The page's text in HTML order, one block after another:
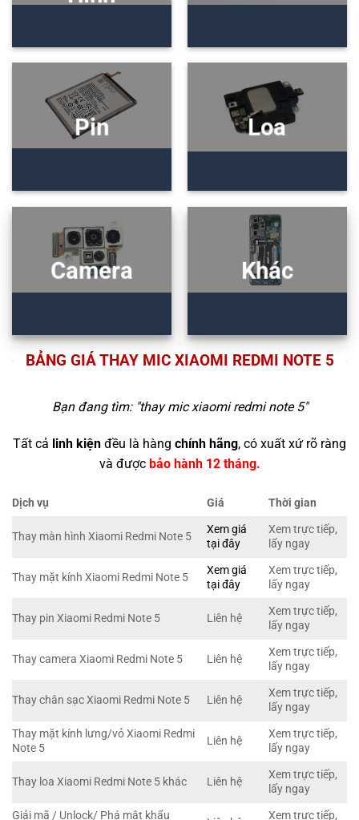
Pin Loa
Camera Khác
BẢNG GIÁ THAY MIC XIAOMI REDMI NOTE 5
Bạn đang tìm: "thay mic xiaomi redmi note 5"
Tất cả linh kiện đều là hàng chính hãng, có xuất xứ rõ ràng
và được bảo hành 12 tháng.
Dịch vụ Giá Thời gian
Thay màn hình Xiaomi Redmi Note 5
Xem giá
tại đây
Xem trực tiếp,
lấy ngay
Thay mặt kính Xiaomi Redmi Note 5
Xem giá
tại đây
Xem trực tiếp,
lấy ngay
Thay pin Xiaomi Redmi Note 5 Liên hệ
Xem trực tiếp,
lấy ngay
Thay camera Xiaomi Redmi Note 5 Liên hệ
Xem trực tiếp,
lấy ngay
Thay chân sạc Xiaomi Redmi Note 5 Liên hệ
Xem trực tiếp,
lấy ngay
Thay mặt kính lưng/vỏ Xiaomi Redmi
Note 5
Liên hệ
Xem trực tiếp,
lấy ngay
Thay loa Xiaomi Redmi Note 5 khác Liên hệ
Xem trực tiếp,
lấy ngay
Giải mã / Unlock/ Phá mật khẩu
Xem trực tiếp,